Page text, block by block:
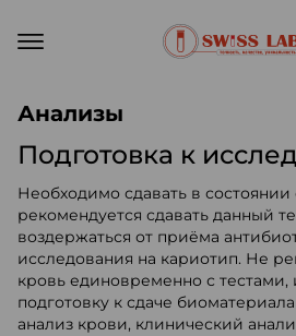
Анализы
Подготовка к
Необходимо сдавать в состоянии
рекомендуется сдавать данный
воздержаться от приёма
исследования на кариотип. Не
кровь единовременно с
подготовку к сдаче
анализ крови, клинический